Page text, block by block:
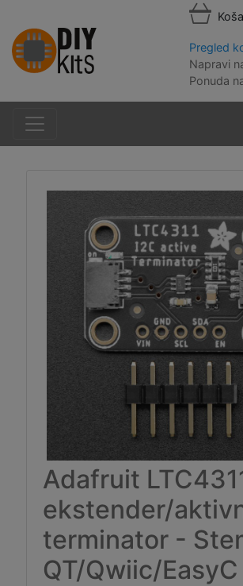
Pregled
Napravi
Ponuda
Adafruit
ekstender/
terminator -
QT/Qwiic/EasyC